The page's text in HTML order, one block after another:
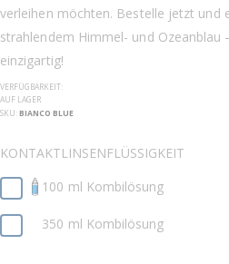
verleihen möchten. Bestelle jetzt und
strahlendem Himmel- und Ozeanblau
einzigartig!
VERFÜGBARKEIT:
AUF LAGER
SKU BIANCO BLUE
KONTAKTLINSENFLÜSSIGKEIT
100 ml Kombilösung
350 ml Kombilösung